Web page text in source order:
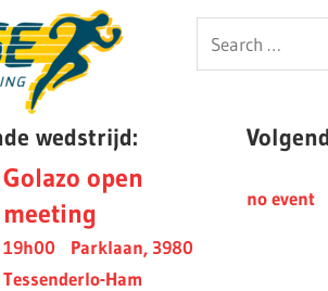
Looise
Search
for:
wedstrijd:
Golazo open
meeting
19h00
Parklaan, 3980
Tessenderlo-Ham
no event